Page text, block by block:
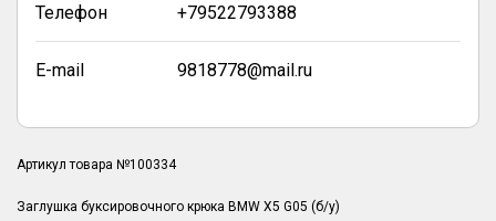
Телефон +79522793388
E-mail 9818778@mail.ru
Артикул товара №100334
Заглушка буксировочного крюка BMW X5 G05 (б/у)